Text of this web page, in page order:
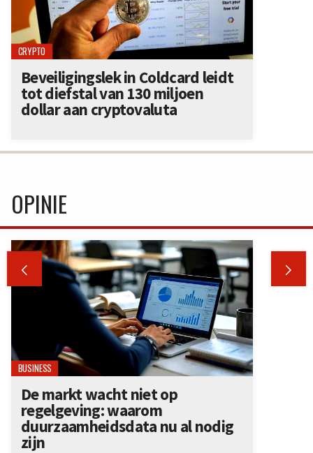
CRYPTO
Beveiligingslek in Coldcard leidt
tot diefstal van 130 miljoen
dollar aan cryptovaluta
OPINIE
 
BUSINESS
De markt wacht niet op
regelgeving: waarom
duurzaamheidsdata nu al nodig
zijn